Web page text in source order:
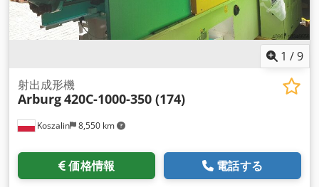
にLED作業灯2個, ルーフ前部にLED作業灯2個, ルーフ後部に
LED作業灯2個, 方向指示器 前後, バックカメラ, セーフティライ
ト, バックミラー、 サイドシフト、フォークポジショナー、 第
1 /9
Koszalin 8,550 km
射出成形機
Arburg420C-1000-350 (174)
価格情報 電話する